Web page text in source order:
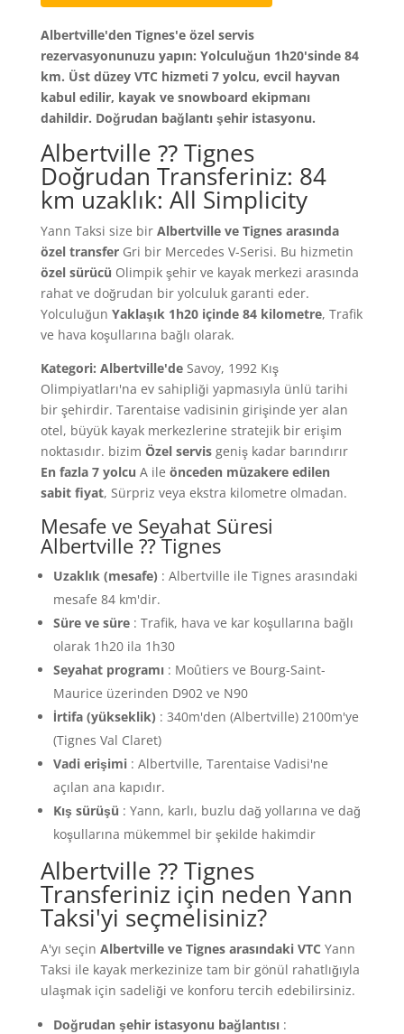
Albertville'den Tignes'e özel servis
rezervasyonunuzu yapın: Yolculuğun 1h20'sinde 84
km. Üst düzey VTC hizmeti 7 yolcu, evcil hayvan
kabul edilir, kayak ve snowboard ekipmanı
dahildir. Doğrudan bağlantı şehir istasyonu.
Albertville ⁇ Tignes
Doğrudan Transferiniz: 84
km uzaklık: All Simplicity
Yann Taksi size bir Albertville ve Tignes arasında
özel transferGri bir Mercedes V-Serisi. Bu hizmetin
özel sürücü Olimpik şehir ve kayak merkezi arasında
rahat ve doğrudan bir yolculuk garanti eder.
Yolculuğun Yaklaşık 1h20 içinde 84 kilometre, Trafik
ve hava koşullarına bağlı olarak.
Kategori: Albertville'deSavoy, 1992 Kış
Olimpiyatları'na ev sahipliği yapmasıyla ünlü tarihi
bir şehirdir. Tarentaise vadisinin girişinde yer alan
otel, büyük kayak merkezlerine stratejik bir erişim
noktasıdır. bizim Özel servisgeniş kadar barındırır
En fazla 7 yolcu A ile önceden müzakere edilen
sabit fiyat, Sürpriz veya ekstra kilometre olmadan.
Mesafe ve Seyahat Süresi
Albertville ⁇ Tignes
Uzaklık (mesafe) : Albertville ile Tignes arasındaki
mesafe 84 km'dir.
Süre ve süre: Trafik, hava ve kar koşullarına bağlı
olarak 1h20 ila 1h30
Seyahat programı: Moûtiers ve Bourg-Saint-
Maurice üzerinden D902 ve N90
İrtifa (yükseklik) : 340m'den (Albertville) 2100m'ye
(Tignes Val Claret)
Vadi erişimi: Albertville, Tarentaise Vadisi'ne
açılan ana kapıdır.
Kış sürüşü : Yann, karlı, buzlu dağ yollarına ve dağ
koşullarına mükemmel bir şekilde hakimdir
Albertville ⁇ Tignes
Transferiniz için neden Yann
Taksi'yi seçmelisiniz?
A'yı seçin Albertville ve Tignes arasındaki VTC Yann
Taksi ile kayak merkezinize tam bir gönül rahatlığıyla
ulaşmak için sadeliği ve konforu tercih edebilirsiniz.
Doğrudan şehir istasyonu bağlantısı: